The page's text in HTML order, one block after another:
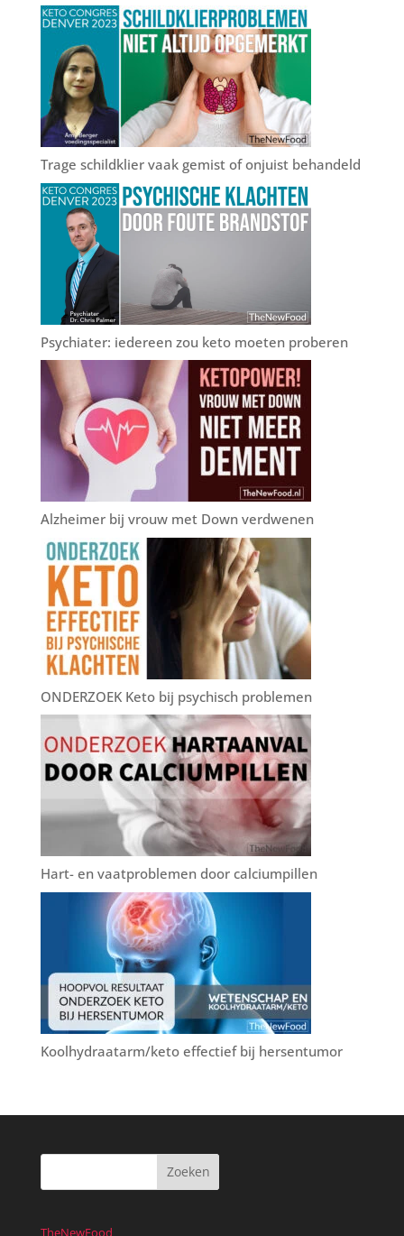
Trage schildklier vaak gemist of onjuist behandeld
Psychiater: iedereen zou keto moeten proberen
Alzheimer bij vrouw met Down verdwenen
ONDERZOEK Keto bij psychisch problemen
Hart- en vaatproblemen door calciumpillen
Koolhydraatarm/keto effectief bij hersentumor
TheNewFood